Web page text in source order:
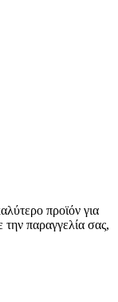
προϊόν για
την παραγγελία σας,